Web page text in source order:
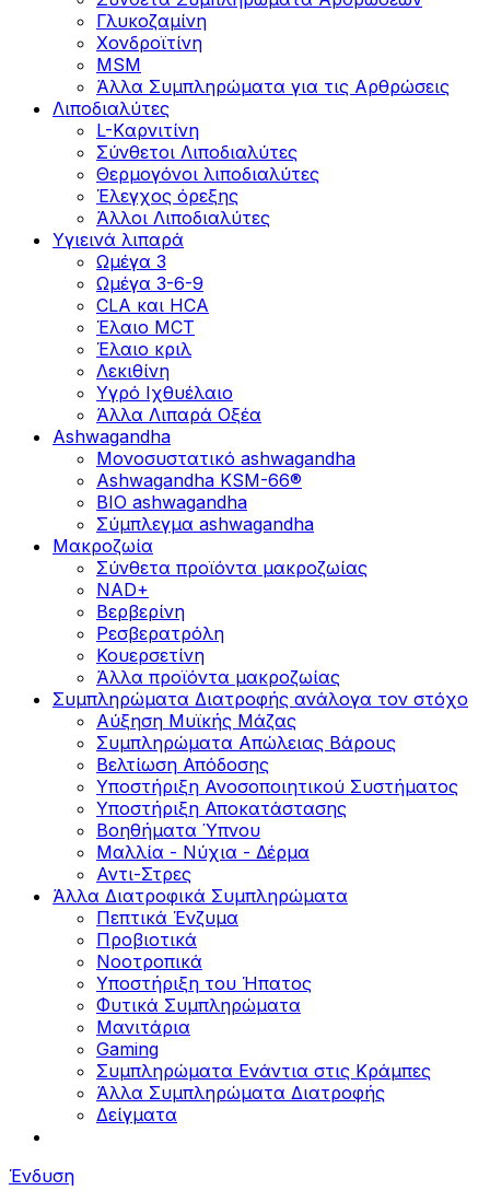
Γλυκοζαμίνη
Χονδροϊτίνη
MSM
Άλλα Συμπληρώματα για τις Αρθρώσεις
Λιποδιαλύτες
L-Kαρνιτίνη
Σύνθετοι Λιποδιαλύτες
Θερμογόνοι λιποδιαλύτες
Έλεγχος όρεξης
Άλλοι Λιποδιαλύτες
Υγιεινά λιπαρά
Ωμέγα 3
Ωμέγα 3-6-9
CLA και HCA
Έλαιο MCT
Έλαιο κριλ
Λεκιθίνη
Υγρό Ιχθυέλαιο
Άλλα Λιπαρά Οξέα
Ashwagandha
Μονοσυστατικό ashwagandha
Ashwagandha KSM-66®
BIO ashwagandha
Σύμπλεγμα ashwagandha
Μακροζωία
Σύνθετα προϊόντα μακροζωίας
NAD+
Βερβερίνη
Ρεσβερατρόλη
Κουερσετίνη
Άλλα προϊόντα μακροζωίας
Συμπληρώματα Διατροφής ανάλογα τον στόχο
Αύξηση Μυϊκής Μάζας
Συμπληρώματα Aπώλειας Βάρους
Βελτίωση Απόδοσης
Υποστήριξη Ανοσοποιητικού Συστήματος
Yποστήριξη Αποκατάστασης
Βοηθήματα Ύπνου
Μαλλία - Νύχια - Δέρμα
Αντι-Στρες
Άλλα Διατροφικά Συμπληρώματα
Πεπτικά Ένζυμα
Προβιοτικά
Νοοτροπικά
Υποστήριξη του Ήπατος
Φυτικά Συμπληρώματα
Μανιτάρια
Gaming
Συμπληρώματα Ενάντια στις Κράμπες
Άλλα Συμπληρώματα Διατροφής
Δείγματα
Ένδυση